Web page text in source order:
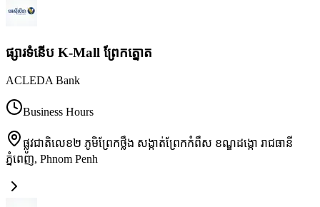
ផ្សារទំនើប K-Mall ព្រែកត្នោត
ACLEDA Bank
Business Hours
ផ្លូវជាតិលេខ២ ភូមិព្រែកថ្លឹង សង្កាត់ព្រែកកំពឹស ខណ្ឌដង្កោ រាជធានី
ភ្នំពេញ, Phnom Penh